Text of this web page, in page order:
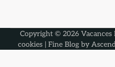
Copyright © 2026 Vacances
cookies| Fine Blog by